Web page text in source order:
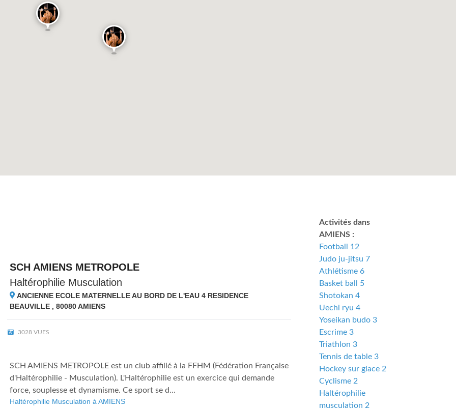
SCH AMIENS METROPOLE
Haltérophilie Musculation
ANCIENNE ECOLE MATERNELLE AU BORD DE L'EAU 4 RESIDENCE
BEAUVILLE , 80080AMIENS
3028 VUES
SCH AMIENS METROPOLE est un club affilié à la FFHM (Fédération Française
d'Haltérophilie - Musculation). L'Haltérophilie est un exercice qui demande
force, souplesse et dynamisme. Ce sport se d...
Haltérophilie Musculation à AMIENS
Activités dans
AMIENS :
Football 12
Judo ju-jitsu 7
Athlétisme 6
Basket ball 5
Shotokan 4
Uechi ryu 4
Yoseikan budo 3
Escrime 3
Triathlon 3
Tennis de table 3
Hockey sur glace 2
Cyclisme 2
Haltérophilie
musculation 2